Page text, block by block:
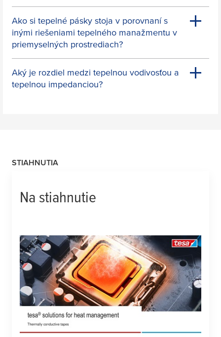
Ako si tepelné pásky stoja v porovnaní s
inými riešeniami tepelného manažmentu v
priemyselných prostrediach?
Aký je rozdiel medzi tepelnou vodivosťou a
tepelnou impedanciou?
STIAHNUTIA
Na stiahnutie